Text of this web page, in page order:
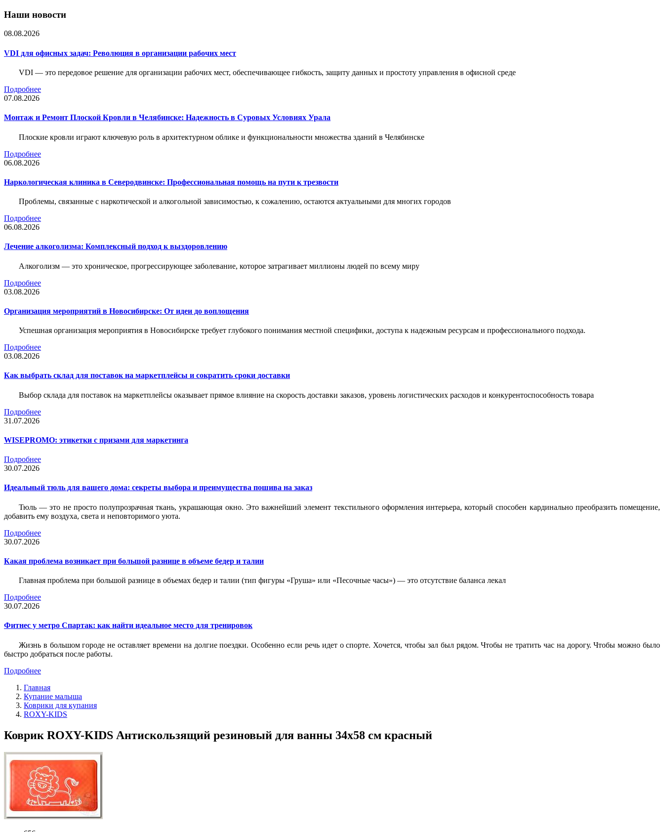
Наши новости
08.08.2026
VDI для офисных задач: Революция в организации рабочих мест
VDI — это передовое решение для организации рабочих мест, обеспечивающее гибкость, защиту данных и простоту управления в офисной среде
Подробнее
07.08.2026
Монтаж и Ремонт Плоской Кровли в Челябинске: Надежность в Суровых Условиях Урала
Плоские кровли играют ключевую роль в архитектурном облике и функциональности множества зданий в Челябинске
Подробнее
06.08.2026
Наркологическая клиника в Северодвинске: Профессиональная помощь на пути к трезвости
Проблемы, связанные с наркотической и алкогольной зависимостью, к сожалению, остаются актуальными для многих городов
Подробнее
06.08.2026
Лечение алкоголизма: Комплексный подход к выздоровлению
Алкоголизм — это хроническое, прогрессирующее заболевание, которое затрагивает миллионы людей по всему миру
Подробнее
03.08.2026
Организация мероприятий в Новосибирске: От идеи до воплощения
Успешная организация мероприятия в Новосибирске требует глубокого понимания местной специфики, доступа к надежным ресурсам и профессионального подхода.
Подробнее
03.08.2026
Как выбрать склад для поставок на маркетплейсы и сократить сроки доставки
Выбор склада для поставок на маркетплейсы оказывает прямое влияние на скорость доставки заказов, уровень логистических расходов и конкурентоспособность товара
Подробнее
31.07.2026
WISEPROMO: этикетки с призами для маркетинга
Подробнее
30.07.2026
Идеальный тюль для вашего дома: секреты выбора и преимущества пошива на заказ
Тюль — это не просто полупрозрачная ткань, украшающая окно. Это важнейший элемент текстильного оформления интерьера, который способен кардинально преобразить помещение,
добавить ему воздуха, света и неповторимого уюта.
Подробнее
30.07.2026
Какая проблема возникает при большой разнице в объеме бедер и талии
Главная проблема при большой разнице в объемах бедер и талии (тип фигуры «Груша» или «Песочные часы») — это отсутствие баланса лекал
Подробнее
30.07.2026
Фитнес у метро Спартак: как найти идеальное место для тренировок
Жизнь в большом городе не оставляет времени на долгие поездки. Особенно если речь идет о спорте. Хочется, чтобы зал был рядом. Чтобы не тратить час на дорогу. Чтобы можно было
быстро добраться после работы.
Подробнее
Главная
Купание малыша
Коврики для купания
ROXY-KIDS
Коврик ROXY-KIDS Антискользящий резиновый для ванны 34х58 см красный